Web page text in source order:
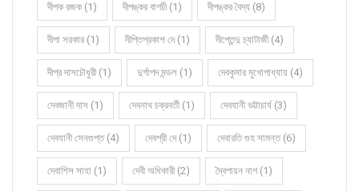
দীপক রজক (1) দীপঙ্কর বাগচী (1) দীপঙ্কর বৈদ্য (8)
দীপা সরকার (1) দীপ্তিপ্রকাশ দে (1) দীপ্তেন্দু চ্যাটার্জী (4)
দীপ্র দাসচৌধুরী (1) দুর্গাপদ মন্ডল (1) দেবকুমার মুখোপাধ্যায় (4)
দেবজানী দাস (1) দেবনাথ চক্রবর্তী (1) দেবযানী ভট্টাচার্য (3)
দেবযানী সেনগুপ্ত (4) দেবশ্রী দে (1) দেবারতি গুহ সামন্ত (6)
দেবাশিস সাহা (1) দেবী অধিকারী (2) দ্বৈপায়ন নাগ (1)